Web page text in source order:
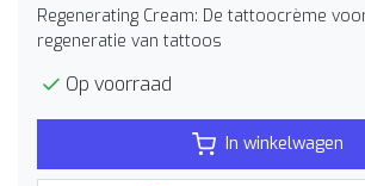
Regenerating Cream: De tattoocrème
regeneratie van tattoos
Op voorraad
In winkelwagen